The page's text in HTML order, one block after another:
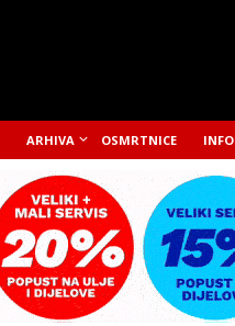
ARHIVA OSMRTNICE INFO